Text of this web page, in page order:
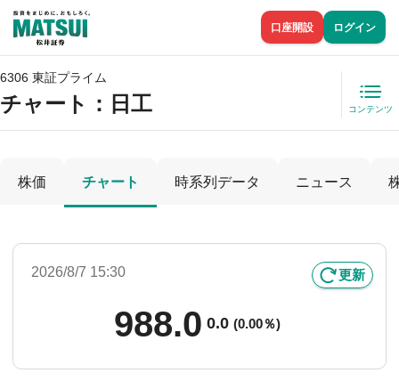
口座開設 ログイン
6306 東証プライム
チャート： 日工 コンテンツ
株価 チャート 時系列データ ニュース
2026/8/7 15:30 更新
988.0 0.0 (0.00％)